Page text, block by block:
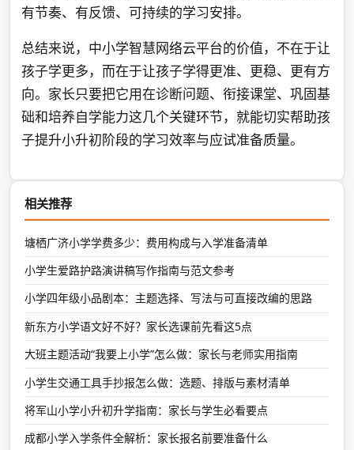
有节奏、有反馈、可持续的学习安排。
总结来说，中小学智慧网络云平台的价值，不在于让
孩子学更多，而在于让孩子学得更准、更稳、更有方
向。家长只要把它用在诊断问题、衔接课堂、巩固基
础和培养自学能力这几个关键环节，就能切实帮助孩
子提升小升初阶段的学习效率与应试准备质量。
相关推荐
塘栖广济小学学费多少：费用构成与入学准备清单
小学生爱路护路演讲稿写作指南与范文参考
小学四年级小品剧本：主题选择、写法与可直接改编的思路
新东方小学语文好不好？家长选课前先看这5点
大班主题活动“我要上小学”怎么做：家长与老师实用指南
小学生交通工具手抄报怎么做：选题、排版与素材清单
将军山小学小升初升学指南：家长与学生必看要点
成都小学入学条件全解析：家长报名前要准备什么